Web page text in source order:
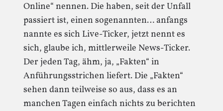
Online“ nennen. Die haben, seit der Unfall
passiert ist, einen sogenannten… anfangs
nannte es sich Live-Ticker, jetzt nennt es
sich, glaube ich, mittlerweile News-Ticker.
Der jeden Tag, ähm, ja, „Fakten“ in
Anführungsstrichen liefert. Die „Fakten“
sehen dann teilweise so aus, dass es an
manchen Tagen einfach nichts zu berichten